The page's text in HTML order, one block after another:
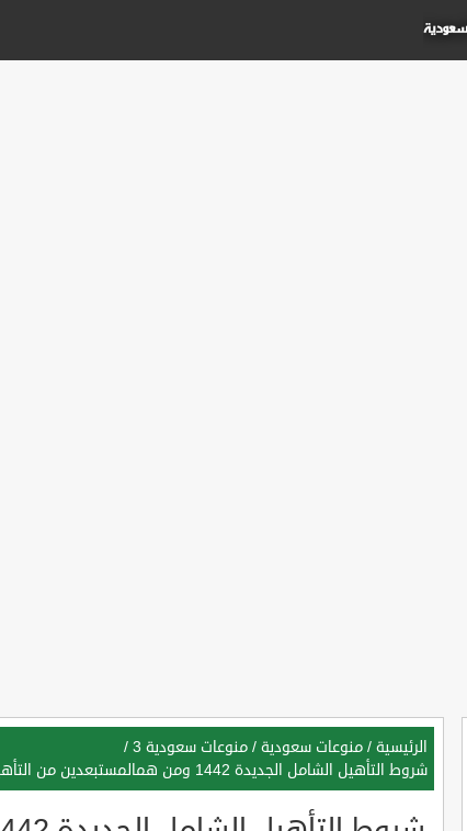
الرئيسية / منوعات سعودية / منوعات سعودية 3
/
شروط التأهيل الشامل الجديدة 1442 ومن همالمستبعدين من التأهيل الشامل